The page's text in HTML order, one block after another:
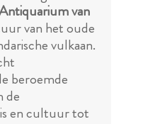
van
van het oude
vulkaan.
beroemde
de
en cultuur tot